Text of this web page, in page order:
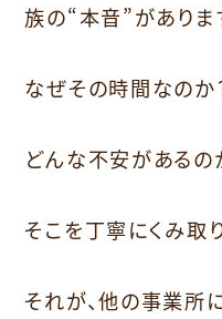
族の“本音”がありま
なぜその時間なのか
どんな不安があるの
そこを丁寧にくみ取
それが、他の事業所